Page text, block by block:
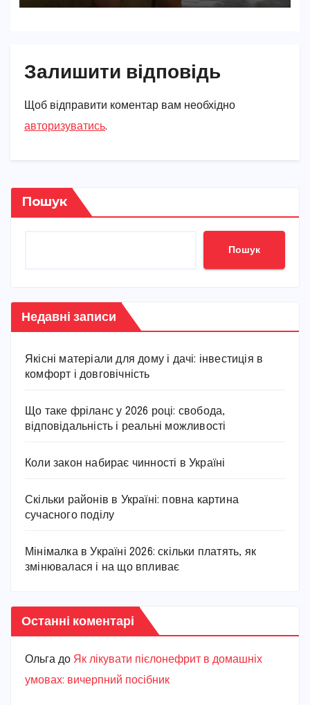
Залишити відповідь
Щоб відправити коментар вам необхідно
авторизуватись.
Пошук
Пошук
Недавні записи
Якісні матеріали для дому і дачі: інвестиція в
комфорт і довговічність
Що таке фріланс у 2026 році: свобода,
відповідальність і реальні можливості
Коли закон набирає чинності в Україні
Скільки районів в Україні: повна картина
сучасного поділу
Мінімалка в Україні 2026: скільки платять, як
змінювалася і на що впливає
Останні коментарі
Ольга до Як лікувати пієлонефрит в домашніх
умовах: вичерпний посібник